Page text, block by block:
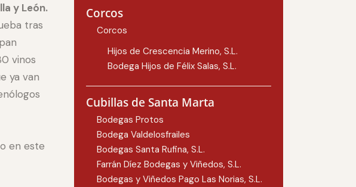
y León.
tras
vinos
ya van
en este
Corcos
Corcos
Hijos de Crescencia Merino, S.L.
Bodega Hijos de Félix Salas, S.L.
Cubillas de Santa Marta
Bodegas Protos
Bodega Valdelosfrailes
Bodegas Santa Rufina, S.L.
Farrán Díez Bodegas y Viñedos, S.L.
Bodegas y Viñedos Pago Las Norias, S.L.